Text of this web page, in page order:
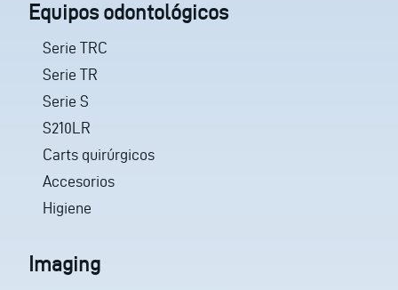
Equipos odontológicos
Serie TRC
Serie TR
Serie S
S210LR
Carts quirúrgicos
Accesorios
Higiene
Imaging